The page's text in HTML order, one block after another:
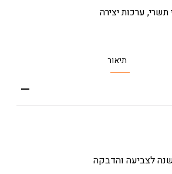
תשרי, ערכות יצירה
תיאור
לצביעה והדבקה